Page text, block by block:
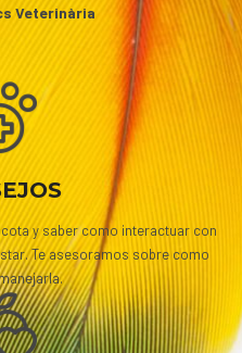
Veterinària
y saber como interactuar con
Te asesoramos sobre como